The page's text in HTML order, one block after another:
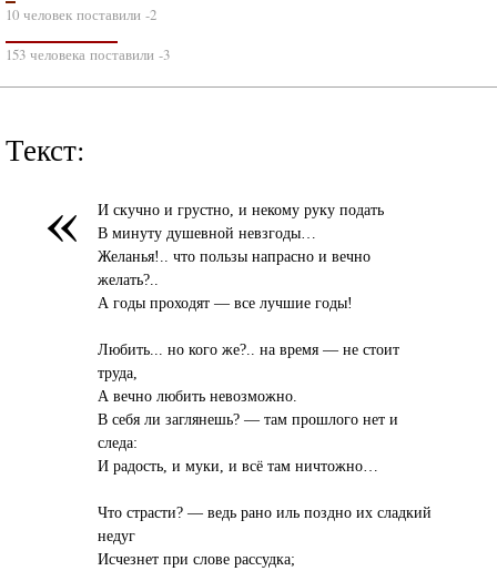
10 человек поставили -2
153 человека поставили -3
Текст:
«
И скучно и грустно, и некому руку подать
В минуту душевной невзгоды…
Желанья!.. что пользы напрасно и вечно
желать?..
А годы проходят — все лучшие годы!
Любить... но кого же?.. на время — не стоит
труда,
А вечно любить невозможно.
В себя ли заглянешь? — там прошлого нет и
следа:
И радость, и муки, и всё там ничтожно…
Что страсти? — ведь рано иль поздно их сладкий
недуг
Исчезнет при слове рассудка;